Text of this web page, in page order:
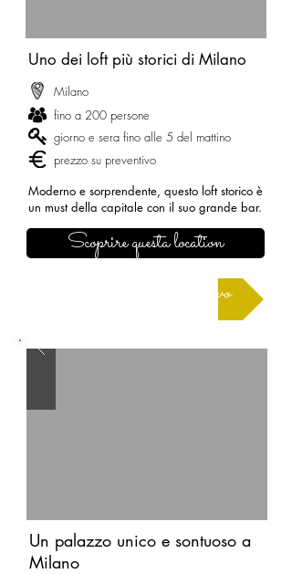
Uno dei loft più storici di Milano
Milano
fino a 200 persone
giorno e sera fino alle 5 del mattino
prezzo su preventivo
Moderno e sorprendente, questo loft storico è
un must della capitale con il suo grande bar.
Scoprire questa location
Richiedere un preventivo
Un palazzo unico e sontuoso a
Milano